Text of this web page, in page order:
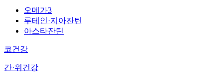
오메가3
루테인·지아잔틴
아스타잔틴
코건강
간·위건강